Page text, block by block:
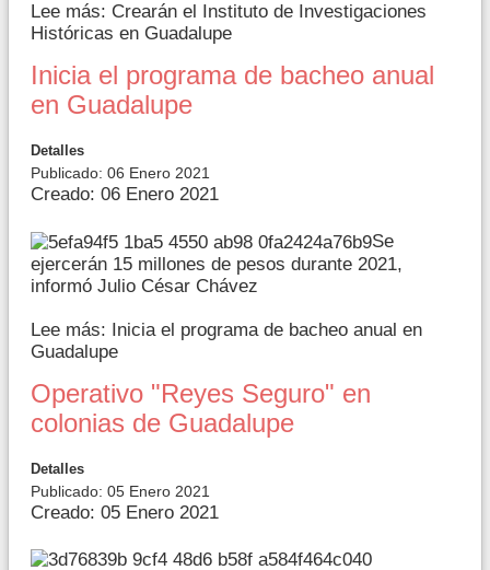
Lee más: Crearán el Instituto de Investigaciones
Históricas en Guadalupe
Inicia el programa de bacheo anual
en Guadalupe
Detalles
Publicado: 06 Enero 2021
Creado: 06 Enero 2021
Se
ejercerán 15 millones de pesos durante 2021,
informó Julio César Chávez
Lee más: Inicia el programa de bacheo anual en
Guadalupe
Operativo "Reyes Seguro" en
colonias de Guadalupe
Detalles
Publicado: 05 Enero 2021
Creado: 05 Enero 2021